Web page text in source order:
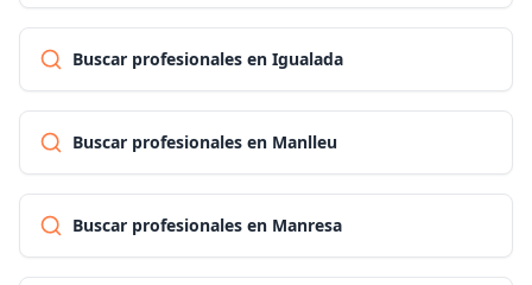
Buscar profesionales en Igualada
Buscar profesionales en Manlleu
Buscar profesionales en Manresa